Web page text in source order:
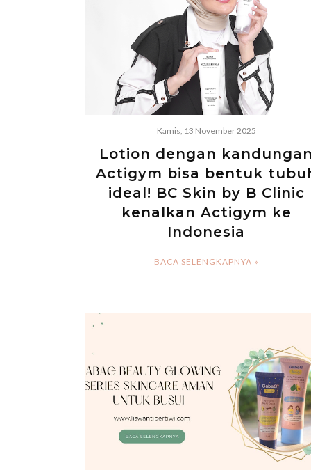
Kamis, 13 November 2025
Lotion dengan
Actigym bisa bentuk
ideal! BC Skin by B Clinic
kenalkan Actigym ke
Indonesia
BACA SELENGKAPNYA »